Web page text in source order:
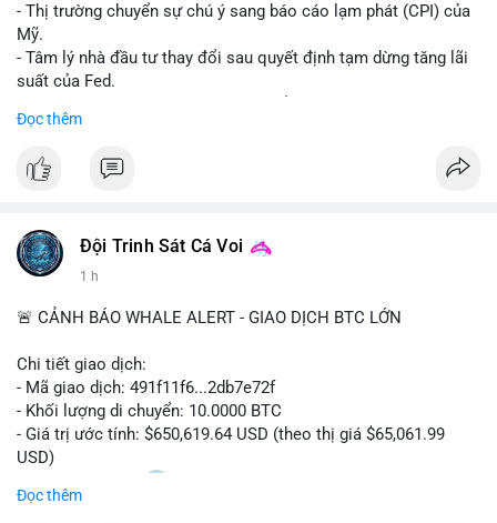
- Thị trường chuyển sự chú ý sang báo cáo lạm phát (CPI) của
Mỹ.
- Tâm lý nhà đầu tư thay đổi sau quyết định tạm dừng tăng lãi
suất của Fed.
theo.
#bitcoin #btc #cryptonews
#vlikevn #titanbot
📰 Nguồn: Cointelegraph
Đọc thêm
Đội Trinh Sát Cá Voi
1 h
🚨 CẢNH BÁO WHALE ALERT - GIAO DỊCH BTC LỚN
Chi tiết giao dịch:
- Mã giao dịch: 491f11f6...2db7e72f
- Khối lượng di chuyển: 10.0000 BTC
- Giá trị ước tính: $650,619.64 USD (theo thị giá $65,061.99
USD)
- Thời gian: 11:20
Đọc thêm